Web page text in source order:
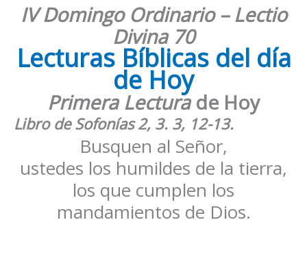
IV Domingo Ordinario – Lectio
Divina 70
Lecturas Bíblicas del día
de Hoy
Primera Lecturade Hoy
Libro de Sofonías 2, 3. 3, 12-13.
Busquen al Señor,
ustedes los humildes de la tierra,
los que cumplen los
mandamientos de Dios.